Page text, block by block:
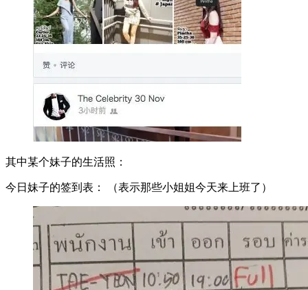
其中某个妹子的生活照：
今日妹子的签到表： （表示那些小姐姐今天来上班了）